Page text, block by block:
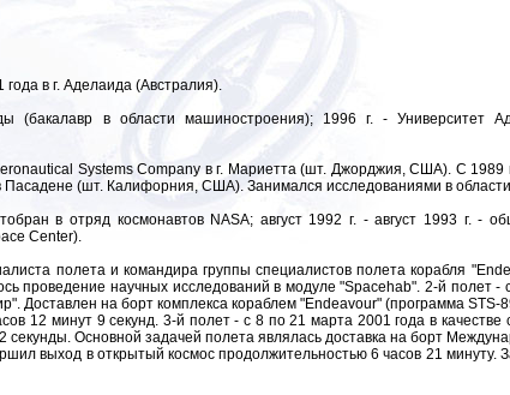
в г. Аделаида (Австралия).
(бакалавр в области машиностроения); 1996 г. - Университет
Systems Company в г. Мариетта (шт. Джорджия, США). С 1989
Пасадене (шт. Калифорния, США). Занимался исследованиями в
в отряд космонавтов NASA; август 1992 г. - август 1993 г. -
Center).
полета и командира группы специалистов полета корабля
проведение научных исследований в модуле "Spacehab". 2-й полет
Доставлен на борт комплекса кораблем "Endeavour" (программа
12 минут 9 секунд. 3-й полет - с 8 по 21 марта 2001 года в качестве
Основной задачей полета являлась доставка на борт
выход в открытый космос продолжительностью 6 часов 21 минуту.